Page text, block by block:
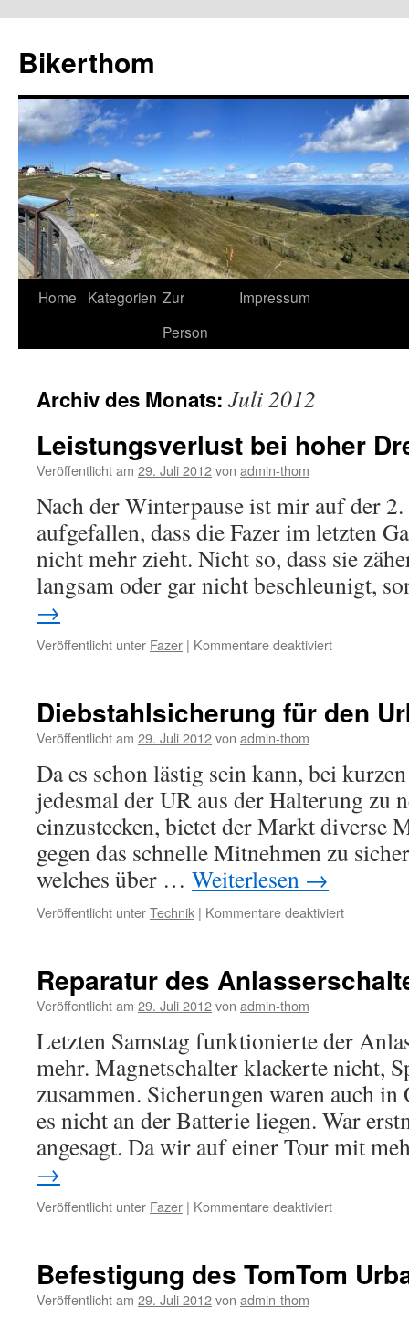
springen
Bikerthom
Home Kategorien Zur
Person
Impressum
Archiv des Monats: Juli 2012
Leistungsverlust bei hoher
Veröffentlicht am 29. Juli 2012von admin-thom
Nach der Winterpause ist mir auf der
aufgefallen, dass die Fazer im letzten
nicht mehr zieht. Nicht so, dass sie
langsam oder gar nicht beschleunigt,
→
Veröffentlicht unter Fazer | Kommentare deaktiviertfür
Drehzahl
Diebstahlsicherung für den
Veröffentlicht am 29. Juli 2012von admin-thom
Da es schon lästig sein kann, bei
jedesmal der UR aus der Halterung zu
einzustecken, bietet der Markt diverse
gegen das schnelle Mitnehmen zu
welches über … Weiterlesen →
Veröffentlicht unterTechnik | Kommentare deaktiviertfür
Urban
Reparatur des
Veröffentlicht am 29. Juli 2012von admin-thom
Letzten Samstag funktionierte der
mehr. Magnetschalter klackerte nicht,
zusammen. Sicherungen waren auch
es nicht an der Batterie liegen. War
angesagt. Da wir auf einer Tour mit
→
Veröffentlicht unter Fazer | Kommentare deaktiviertfür
Befestigung des TomTom
Veröffentlicht am 29. Juli 2012von admin-thom